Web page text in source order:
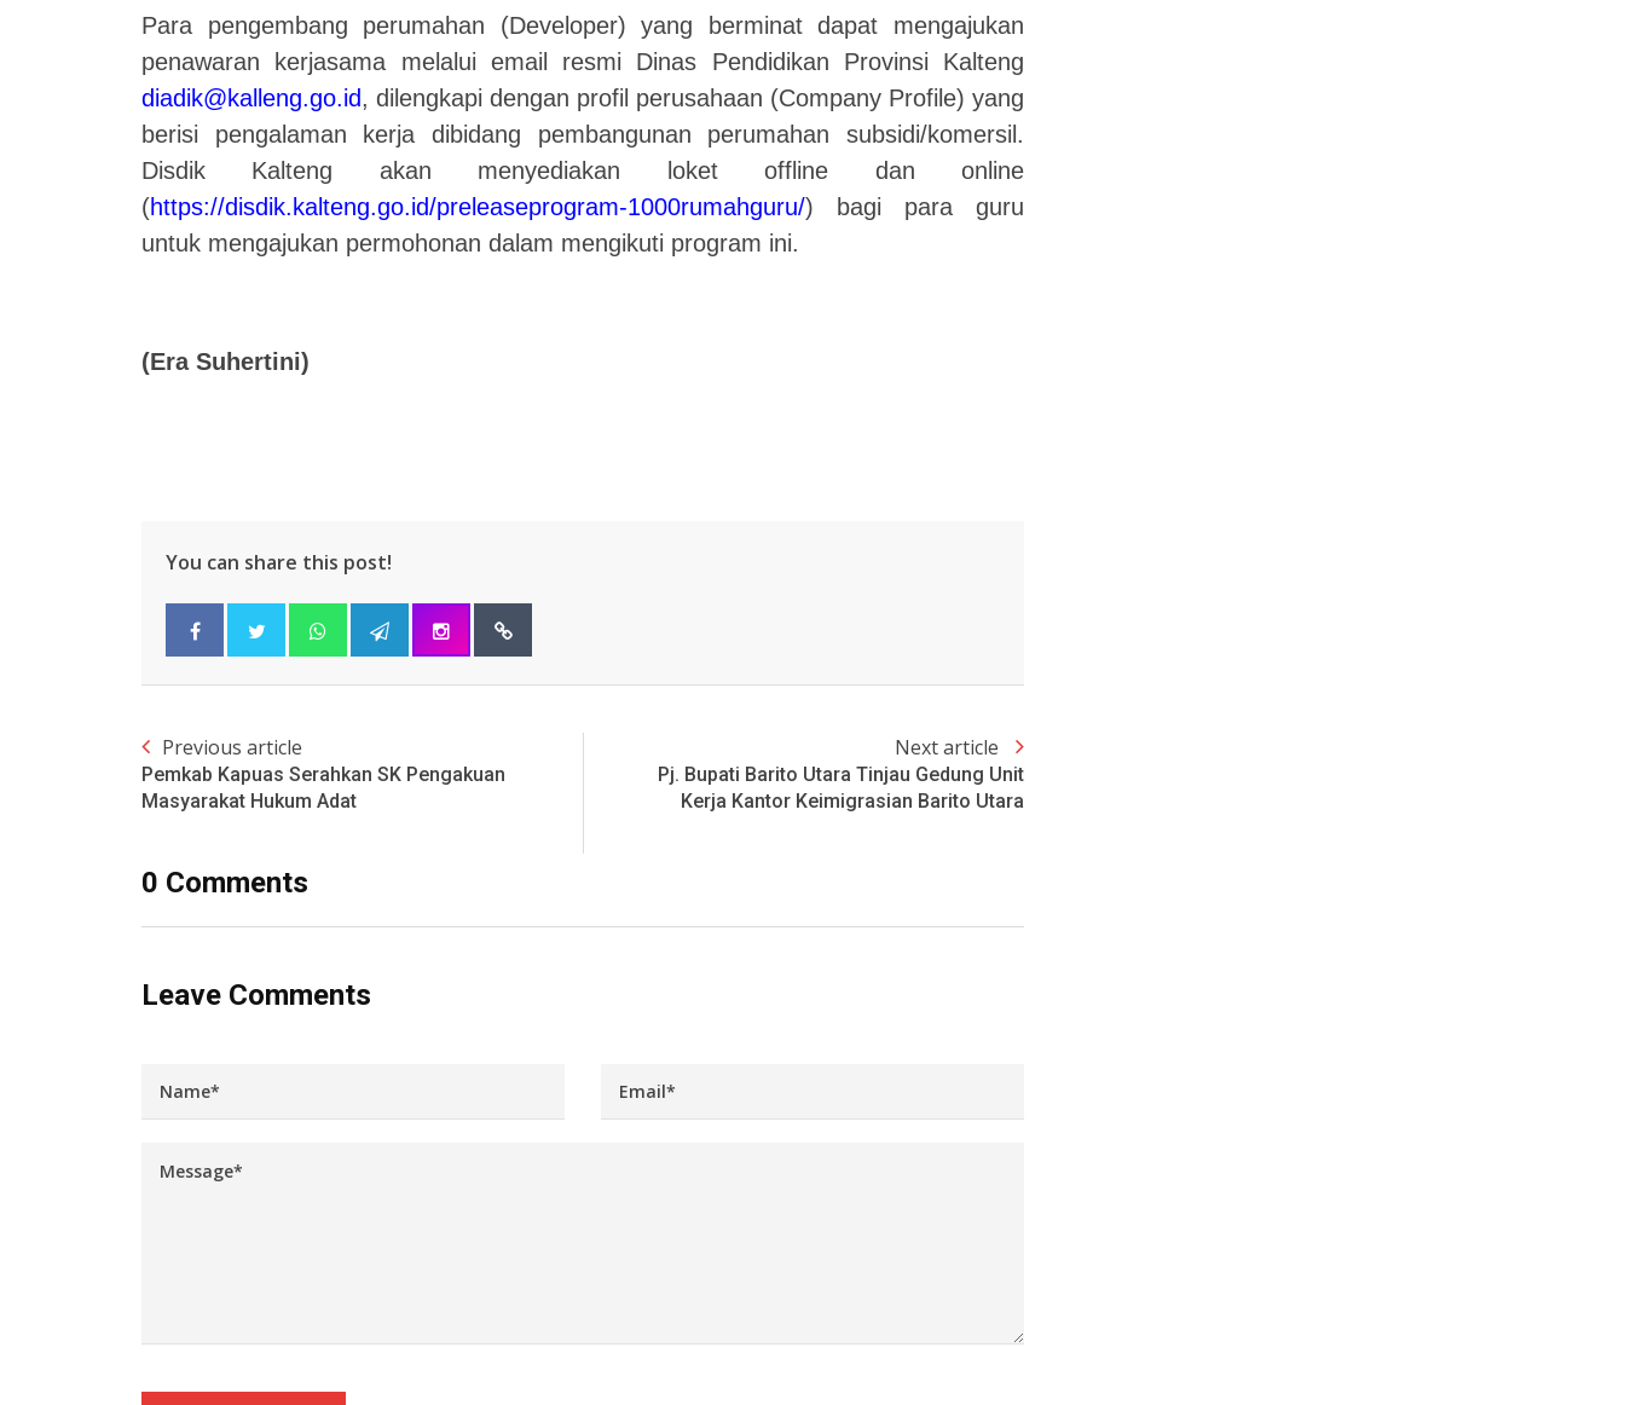
Para pengembang perumahan (Developer) yang berminat dapat mengajukan
penawaran kerjasama melalui email resmi Dinas Pendidikan Provinsi Kalteng
diadik@kalleng.go.id, dilengkapi dengan profil perusahaan (Company Profile) yang
berisi pengalaman kerja dibidang pembangunan perumahan subsidi/komersil.
Disdik Kalteng akan menyediakan loket offline dan online
(https://disdik.kalteng.go.id/preleaseprogram-1000rumahguru/) bagi para guru
untuk mengajukan permohonan dalam mengikuti program ini.
(Era Suhertini)
You can share this post!
Previous article
Pemkab Kapuas Serahkan SK Pengakuan
Masyarakat Hukum Adat
Next article
Pj. Bupati Barito Utara Tinjau Gedung Unit
Kerja Kantor Keimigrasian Barito Utara
0 Comments
Leave Comments